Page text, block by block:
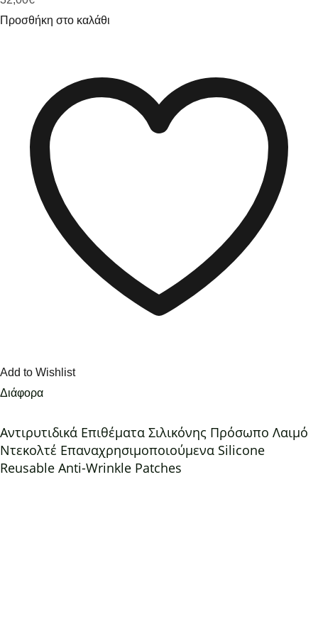
Προσθήκη στο καλάθι
Add to Wishlist
Διάφορα
Αντιρυτιδικά Επιθέματα Σιλικόνης Πρόσωπο Λαιμό
Ντεκολτέ Επαναχρησιμοποιούμενα Silicone
Reusable Anti-Wrinkle Patches